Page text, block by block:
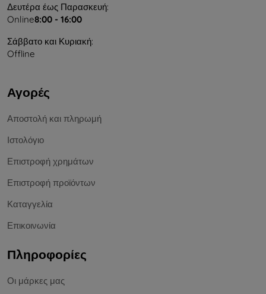
Δευτέρα έως Παρασκευή:
Online8:00 - 16:00
Σάββατο και Κυριακή:
Offline
Αγορές
Αποστολή και πληρωμή
Ιστολόγιο
Επιστροφή χρημάτων
Επιστροφή προϊόντων
Καταγγελία
Επικοινωνία
Πληροφορίες
Οι μάρκες μας